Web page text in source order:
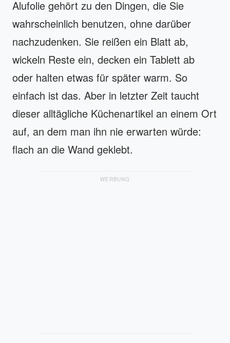
Alufolie gehört zu den Dingen, die Sie
wahrscheinlich benutzen, ohne darüber
nachzudenken. Sie reißen ein Blatt ab,
wickeln Reste ein, decken ein Tablett ab
oder halten etwas für später warm. So
einfach ist das. Aber in letzter Zeit taucht
dieser alltägliche Küchenartikel an einem Ort
auf, an dem man ihn nie erwarten würde:
flach an die Wand geklebt.
WERBUNG